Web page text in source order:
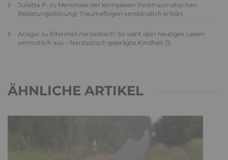
Juliette P. zu Merkmale der komplexen Posttraumatischen
Belastungsstörung: Traumafolgen verständlich erklärt
Ansgar zu Elternteil narzisstisch: So sieht dein heutiges Leben
vermutlich aus – Narzisstisch geprägte Kindheit (1)
ÄHNLICHE ARTIKEL